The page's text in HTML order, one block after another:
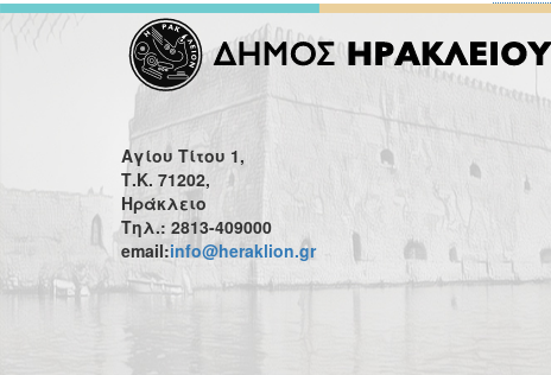
Αγίου Τίτου 1,
Τ.Κ. 71202,
Ηράκλειο
Τηλ.: 2813-409000
email:info@heraklion.gr